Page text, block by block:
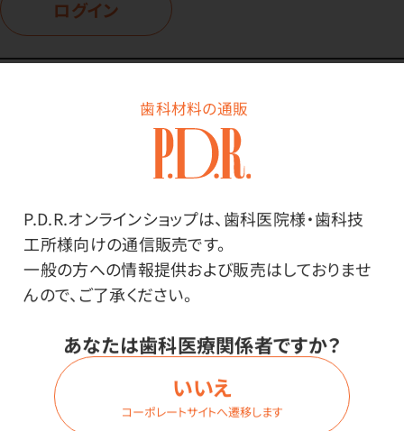
歯科材料の通販
P.D.R.オンラインショップは、歯科医院様・歯科技
工所様向けの通信販売です。
一般の方への情報提供および販売はしておりませ
んので、ご了承ください。
あなたは歯科医療関係者ですか？
いいえ
コーポレートサイトへ遷移します
ログイン
商品詳細
特長
ドイツ製の矯正用ホープライヤー。